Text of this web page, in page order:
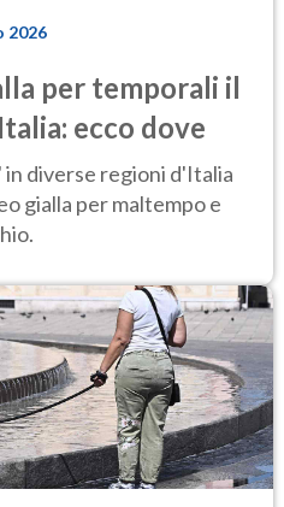
2026
per temporali il
ecco dove
in diverse regioni d'Italia
gialla per maltempo e